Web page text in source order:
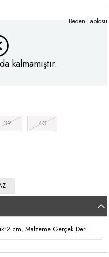
kalmamıştır.
39 40
Beden Tablosu
cm, Malzeme Gerçek Deri